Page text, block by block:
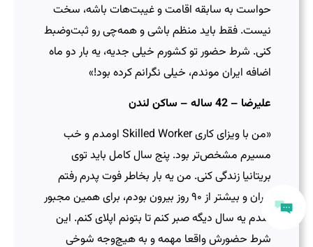
حواست به سابقه اقامت و غیبت‌هات باشه، سخت
نیست. فقط باید منظم باشی و همه‌چی رو ثبت‌و‌ضبط
کنی. شرط حضور تو کشورم خیلی جدیه، یه بار دو ماه
اضافه ایران موندم، خیلی نگرانم کرده بود!»
علیرضا – 42 ساله – ساکن لندن
«من با ویزای کاری Skilled Worker اومدم و خب
مسیرم مشخص‌تر بود. پنج سال کامل باید توی
بریتانیا زندگی کنی. من یه بار بخاطر فوت پدرم رفتم
ایران و بیشتر از ۹۰ روز بیرون بودم، برای همین مجبور
شدم یه سال دیگه صبر کنم تا بتونم اپلای کنم. این
شرط حضورش واقعا مهمه و به هیچ‌وجه شوخی